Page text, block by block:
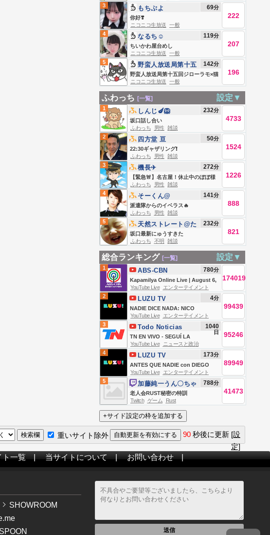
3
你好❣️
もちぷよ 69分
222
ニコニコ生放送 一般
4
ちいかわ屋台めし
なるち☺︎ 119分
207
ニコニコ生放送 一般
5
野蛮人放送局第十五回ジローラモ×猫
組長
野蛮人放送局第十五
回ジローラモ×猫組長
142分
196
ニコニコ生放送 一般
ふわっち [一覧] 設定▼
1
坂口話し合い
しんじ🍆🦁 232分
4733
ふわっち 男性 雑談
2
22:30ギャザリング❗️
四方堂 亘 50分
1524
ふわっち 男性 雑談
3
【緊急🚨】名古屋！休止中のぼぼ様
に会う
機長✈︎ 272分
1226
ふわっち 男性 雑談
4
派遣隊からのイベラス🔥
そーくん@ 141分
888
ふわっち 男性 雑談
5
坂口最新にゅうすきた
天然ストレート@た
かしゼミ
232分
821
ふわっち 不明 雑談
総合ランキング [一覧] 設定▼
1
Kapamilya Online Live | August 6,
2026
ABS-CBN
Entertainment
780分
174019
YouTube Live
エンターテイメント
2
NADIE DICE NADA: NICO
OCCHIATO, MOMI GIARDINA,
SANTI TALLEDO, MARTÍN
GARABAL Y ANGELITA | EN VIVO
LUZU TV 4分
99439
YouTube Live
エンターテイメント
3
TN EN VIVO - SEGUÍ LA
TRANSMISIÓN EN VIVO DE TODO
NOTICIAS
Todo Noticias 1040
日 95246
YouTube Live
ニュースと政治
4
ANTES QUE NADIE con DIEGO
LEUCO, MICA VAZQUEZ, YOYI
FRANCELLA Y EL TRINCHE | EN
VIVO
LUZU TV 173分
89949
YouTube Live
エンターテイメント
5
老人会RUST秘密の特訓
加藤純一うん〇ちゃ
ん
788分
41473
Twitch ゲーム Rust
重いサイト除外 90 秒後に更新 [設
定]
ト一覧|当サイトについて|お問い合わせ|
SHOWROOM
SPOON 送信